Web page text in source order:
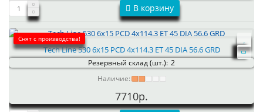
В корзину
Снят с производства!
Tech Line 530 6x15 PCD 4x114.3 ET 45 DIA 56.6 GRD
Резервный склад (шт.): 2
Наличие:
7710р.